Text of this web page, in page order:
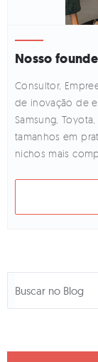
Nosso
Consultor,
de inovação de
Samsung,
tamanhos em
nichos mais